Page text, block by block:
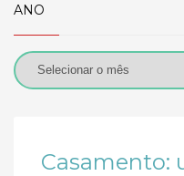
ANO
Casamento: